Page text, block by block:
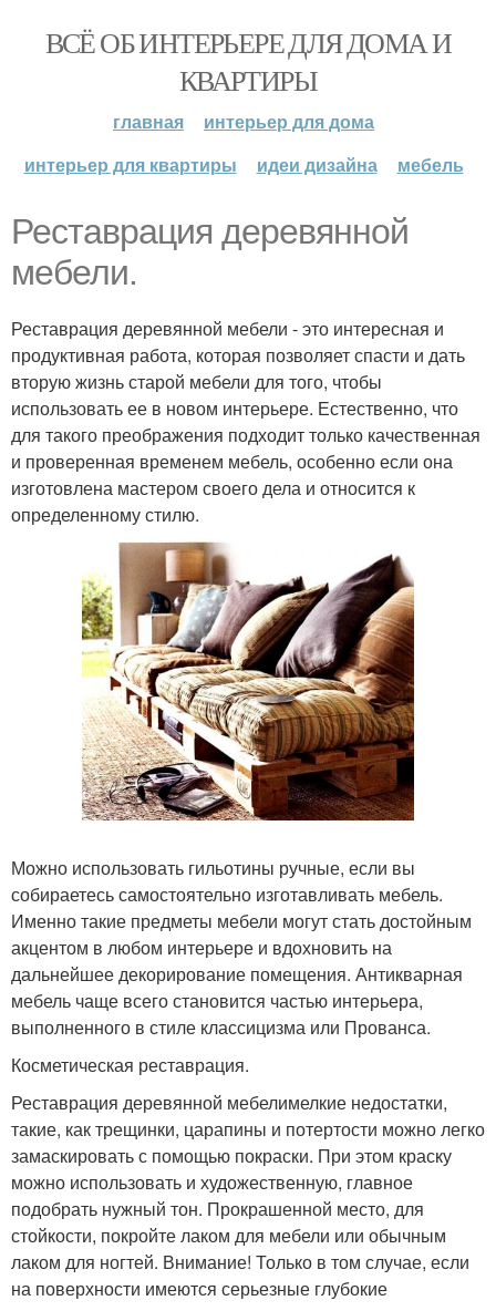
ВСЁ ОБ ИНТЕРЬЕРЕ ДЛЯ ДОМА И
КВАРТИРЫ
главная
интерьер для дома
интерьер для квартиры
идеи дизайна мебель
Реставрация деревянной
мебели.
Реставрация деревянной мебели - это интересная и
продуктивная работа, которая позволяет спасти и дать
вторую жизнь старой мебели для того, чтобы
использовать ее в новом интерьере. Естественно, что
для такого преображения подходит только качественная
и проверенная временем мебель, особенно если она
изготовлена мастером своего дела и относится к
определенному стилю.
Можно использовать гильотины ручные, если вы
собираетесь самостоятельно изготавливать мебель.
Именно такие предметы мебели могут стать достойным
акцентом в любом интерьере и вдохновить на
дальнейшее декорирование помещения. Антикварная
мебель чаще всего становится частью интерьера,
выполненного в стиле классицизма или Прованса.
Косметическая реставрация.
Реставрация деревянной мебелимелкие недостатки,
такие, как трещинки, царапины и потертости можно легко
замаскировать с помощью покраски. При этом краску
можно использовать и художественную, главное
подобрать нужный тон. Прокрашенной место, для
стойкости, покройте лаком для мебели или обычным
лаком для ногтей. Внимание! Только в том случае, если
на поверхности имеются серьезные глубокие